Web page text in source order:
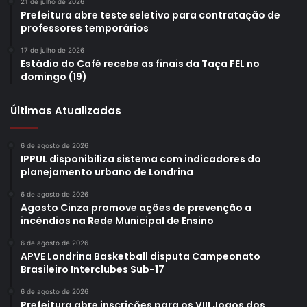
Foto: Emerson Dias – N.Com/Arquivo
a participação da comunidade cultural nos editais
municipais e estaduais relativos à Lei Aldir Blanc. A
de seus representantes foram contemplados com bolsas
no valor de R$ 3 mil, por meio do edital Bolsa Qualificação,
do Governo Estadual. Projetos de proponentes indígenas
Prefeitura abre teste seletivo para contratação de
professores temporários
17 de julho de 2026
Estádio do Café recebe as finais da Taça FEL no
domingo (19)
Últimas Atualizadas
6 de agosto de 2026
IPPUL disponibiliza sistema com indicadores do
planejamento urbano de Londrina
6 de agosto de 2026
Agosto Cinza promove ações de prevenção a
incêndios na Rede Municipal de Ensino
6 de agosto de 2026
APVE Londrina Basketball disputa Campeonato
Brasileiro Interclubes Sub-17
6 de agosto de 2026